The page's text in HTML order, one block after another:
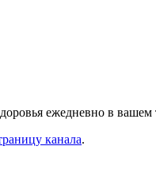
ежедневно в вашем
канала.